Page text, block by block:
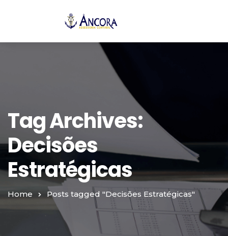
Tag Archives:
Decisões
Estratégicas
Home Posts tagged "Decisões Estratégicas"